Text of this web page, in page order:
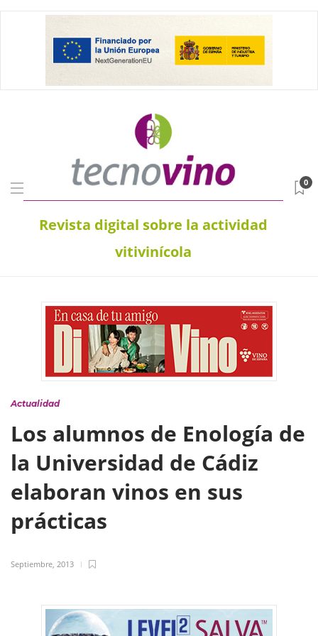
Revista digital sobre la actividad
vitivinícola
0
Actualidad
Los alumnos de Enología de
la Universidad de Cádiz
elaboran vinos en sus
prácticas
Septiembre, 2013